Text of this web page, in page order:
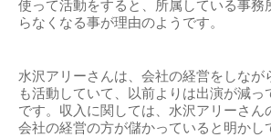
使って活動をすると、所属している事務
らなくなる事が理由のようです。
水沢アリーさんは、会社の経営をしなが
も活動していて、以前よりは出演が減っ
です。収入に関しては、水沢アリーさん
会社の経営の方が儲かっていると明かし